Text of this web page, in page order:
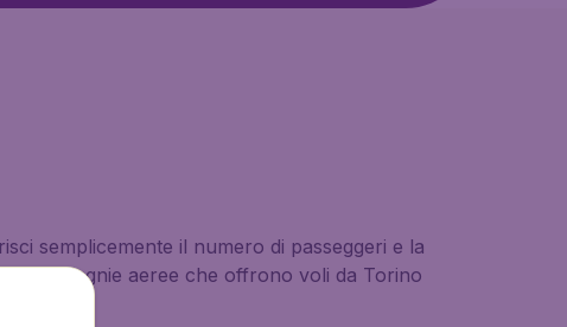
semplicemente il numero di passeggeri e la
compagnie aeree che offrono voli da Torino